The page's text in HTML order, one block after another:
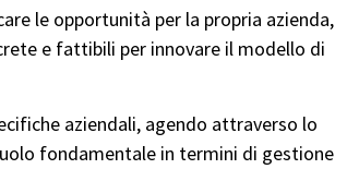
le opportunità per la propria azienda,
e fattibili per innovare il modello di
aziendali, agendo attraverso lo
fondamentale in termini di gestione